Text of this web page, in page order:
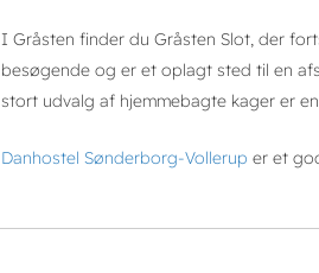
I Gråsten finder du Gråsten Slot, der
besøgende og er et oplagt sted til en
stort udvalg af hjemmebagte kager er
Danhostel Sønderborg-Vollerup er et